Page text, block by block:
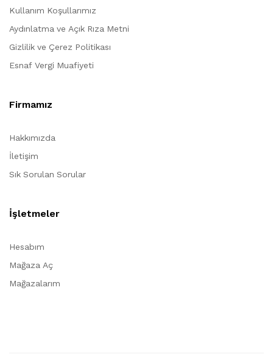
Kullanım Koşullarımız
Aydınlatma ve Açık Rıza Metni
Gizlilik ve Çerez Politikası
Esnaf Vergi Muafiyeti
Firmamız
Hakkımızda
İletişim
Sık Sorulan Sorular
İşletmeler
Hesabım
Mağaza Aç
Mağazalarım